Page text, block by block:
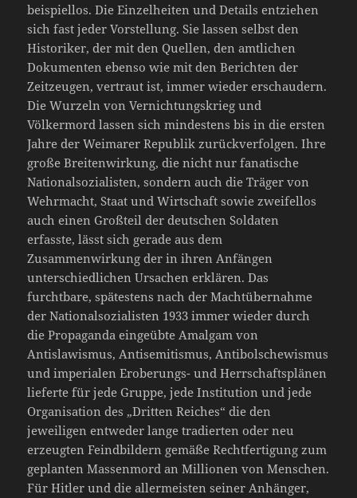
beispiellos. Die Einzelheiten und Details entziehen
sich fast jeder Vorstellung. Sie lassen selbst den
Historiker, der mit den Quellen, den amtlichen
Dokumenten ebenso wie mit den Berichten der
Zeitzeugen, vertraut ist, immer wieder erschaudern.
Die Wurzeln von Vernichtungskrieg und
Völkermord lassen sich mindestens bis in die ersten
Jahre der Weimarer Republik zurückverfolgen. Ihre
große Breitenwirkung, die nicht nur fanatische
Nationalsozialisten, sondern auch die Träger von
Wehrmacht, Staat und Wirtschaft sowie zweifellos
auch einen Großteil der deutschen Soldaten
erfasste, lässt sich gerade aus dem
Zusammenwirkung der in ihren Anfängen
unterschiedlichen Ursachen erklären. Das
furchtbare, spätestens nach der Machtübernahme
der Nationalsozialisten 1933 immer wieder durch
die Propaganda eingeübte Amalgam von
Antislawismus, Antisemitismus, Antibolschewismus
und imperialen Eroberungs- und Herrschaftsplänen
lieferte für jede Gruppe, jede Institution und jede
Organisation des „Dritten Reiches“ die den
jeweiligen entweder lange tradierten oder neu
erzeugten Feindbildern gemäße Rechtfertigung zum
geplanten Massenmord an Millionen von Menschen.
Für Hitler und die allermeisten seiner Anhänger,